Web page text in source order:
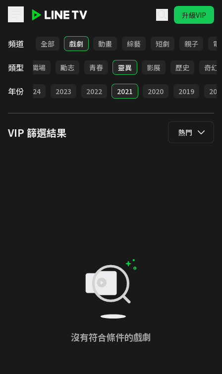
升級VIP
頻道 全部 戲劇 動畫 綜藝 短劇 親子 電
類型
懸疑 職場 勵志 青春 靈異 影展 歷史 奇幻
年份 2024 2023 2022 2021 2020 2019
VIP 篩選結果 熱門
沒有符合條件的戲劇